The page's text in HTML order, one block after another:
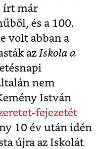
írt már
és a 100.
volt abban a
az Iskola a
nem
István
fejezetét
10 év után idén
újra az Iskolát